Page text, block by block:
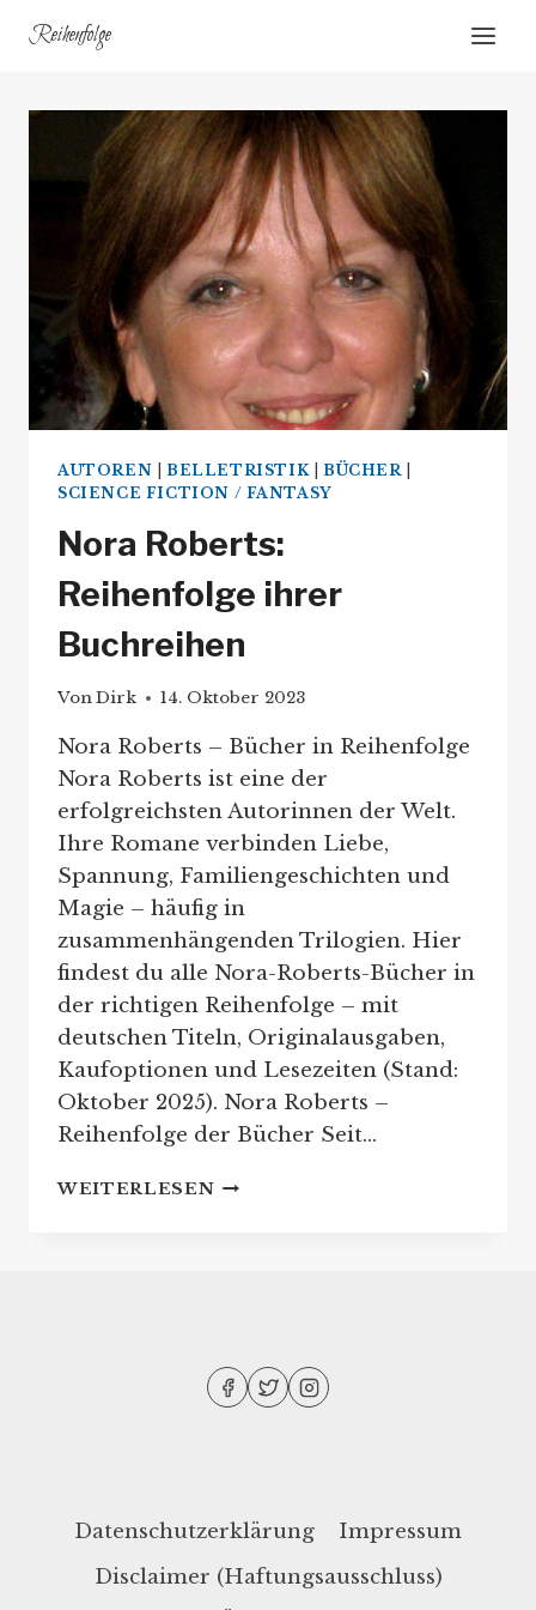
Inhalt
Reihenfolge
AUTOREN BELLETRISTIK BÜCHER
SCIENCE FICTION / FANTASY
Nora Roberts:
Reihenfolge ihrer
Buchreihen
VonDirk 14. Oktober 2023
Nora Roberts – Bücher in Reihenfolge
Nora Roberts ist eine der
erfolgreichsten Autorinnen der Welt.
Ihre Romane verbinden Liebe,
Spannung, Familiengeschichten und
Magie – häufig in
zusammenhängenden Trilogien. Hier
findest du alle Nora-Roberts-Bücher in
der richtigen Reihenfolge – mit
deutschen Titeln, Originalausgaben,
Kaufoptionen und Lesezeiten (Stand:
Oktober 2025). Nora Roberts –
Reihenfolge der Bücher Seit…
WEITERLESENNORA
Datenschutzerklärung
Impressum
Disclaimer (Haftungsausschluss)